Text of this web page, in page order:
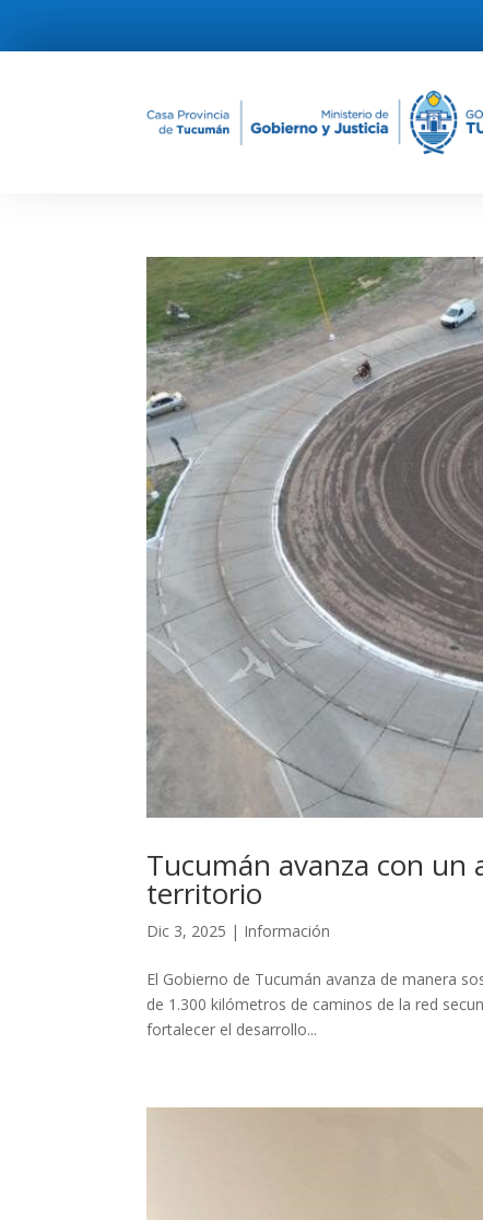
Tucumán avanza con un
territorio
Dic 3, 2025 | Información
El Gobierno de Tucumán avanza de manera
de 1.300 kilómetros de caminos de la red
fortalecer el desarrollo...